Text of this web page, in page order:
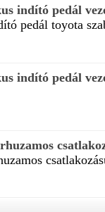
indító pedál
pedál toyota
indító pedál